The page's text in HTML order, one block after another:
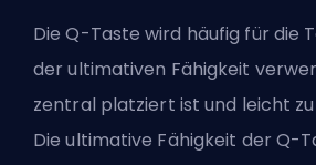
Die Q-Taste wird häufig für die
der ultimativen Fähigkeit
zentral platziert ist und leicht
Die ultimative Fähigkeit der Q-